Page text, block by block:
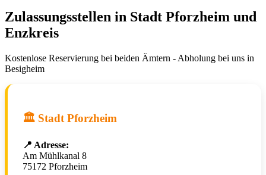
Zulassungsstellen in Stadt Pforzheim und
Enzkreis
Kostenlose Reservierung bei beiden Ämtern - Abholung bei uns in
Besigheim
🏛️ Stadt Pforzheim
📍 Adresse:
Am Mühlkanal 8
75172 Pforzheim